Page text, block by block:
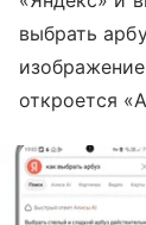
выбрать
откроется